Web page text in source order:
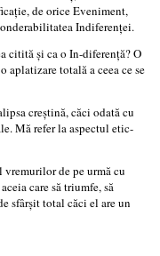
de orice Eveniment,
Indiferenţei.
citită şi ca o In-diferenţă? O
totală a ceea ce se
creştină, căci odată cu
Mă refer la aspectul etic-
vremurilor de pe urmă cu
care să triumfe, să
sfârşit total căci el are un